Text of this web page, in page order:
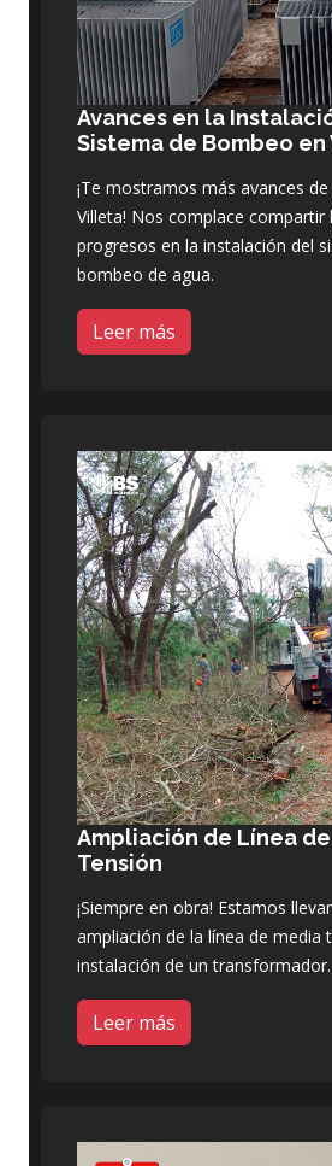
Avances en la
Sistema de Bombeo
¡Te mostramos más avances
Villeta! Nos complace compartir
progresos en la instalación del
bombeo de agua.
Leer más
Ampliación de Línea
Tensión
¡Siempre en obra! Estamos
ampliación de la línea de media
instalación de un transformador.
Leer más